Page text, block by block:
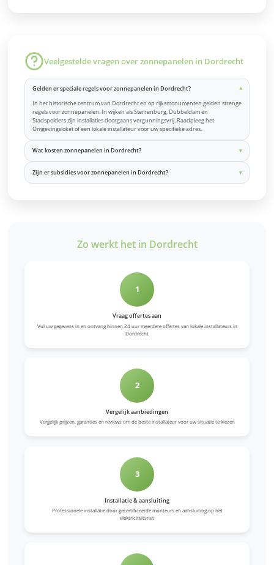
Veelgestelde vragen over zonnepanelen in Dordrecht
Gelden er speciale regels voor zonnepanelen in Dordrecht?
In het historische centrum van Dordrecht en op rijksmonumenten gelden strenge
regels voor zonnepanelen. In wijken als Sterrenburg, Dubbeldam en
Stadspolders zijn installaties doorgaans vergunningsvrij. Raadpleeg het
Omgevingsloket of een lokale installateur voor uw specifieke adres.
Wat kosten zonnepanelen in Dordrecht?
Zijn er subsidies voor zonnepanelen in Dordrecht?
Zo werkt het in Dordrecht
1
Vraag offertes aan
Vul uw gegevens in en ontvang binnen 24 uur meerdere offertes van lokale installateurs in
Dordrecht
2
Vergelijk aanbiedingen
Vergelijk prijzen, garanties en reviews om de beste installateur voor uw situatie te kiezen
3
Installatie & aansluiting
Professionele installatie door gecertificeerde monteurs en aansluiting op het
elektriciteitsnet